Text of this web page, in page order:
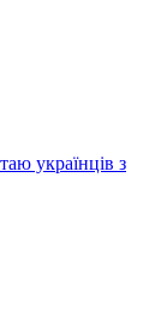
українців з